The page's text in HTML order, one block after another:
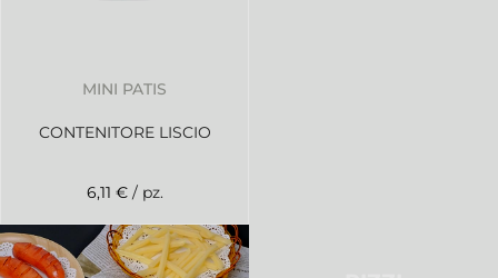
MINI PATIS
CONTENITORE LISCIO
6,11 € / pz.